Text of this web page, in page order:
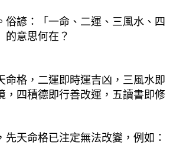
俗諺：「一命、二運、三風水、四
的意思何在？
命格，二運即時運吉凶，三風水即
，四積德即行善改運，五讀書即修
先天命格已注定無法改變，例如：